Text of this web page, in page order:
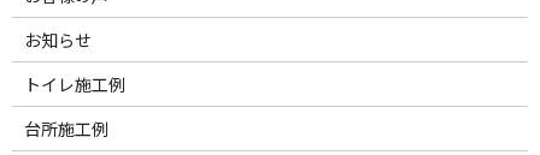
お知らせ
トイレ施工例
台所施工例